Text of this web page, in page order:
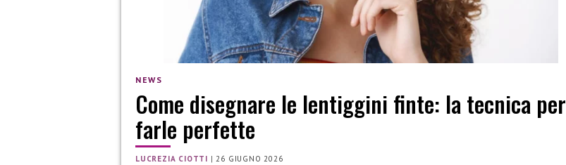
NEWS
Come disegnare le lentiggini finte: la tecnica per
farle perfette
LUCREZIA CIOTTI |26 GIUGNO 2026